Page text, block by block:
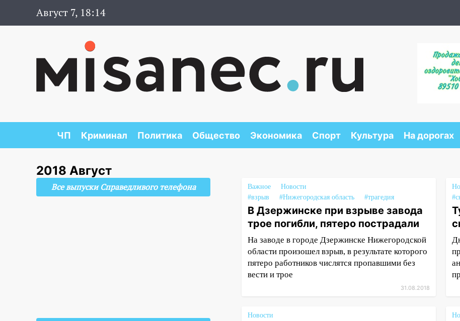
Август 7, 18:14
ЧП Криминал Политика Общество Экономика Спорт Культура На дорогах
2018 Август
Важное
Новости
#взрыв
#Нижегородская область #трагедия
В Дзержинске при взрыве завода
трое погибли, пятеро пострадали
На заводе в городе Дзержинске Нижегородской
области произошел взрыв, в результате которого
пятеро работников числятся пропавшими без
вести и трое
31.08.2018
Новости
Все выпуски Справедливого телефона